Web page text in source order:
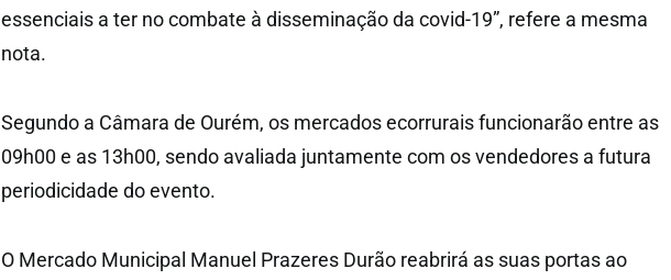
essenciais a ter no combate à disseminação da covid-19”, refere a mesma
nota.
Segundo a Câmara de Ourém, os mercados ecorrurais funcionarão entre as
09h00 e as 13h00, sendo avaliada juntamente com os vendedores a futura
periodicidade do evento.
O Mercado Municipal Manuel Prazeres Durão reabrirá as suas portas ao